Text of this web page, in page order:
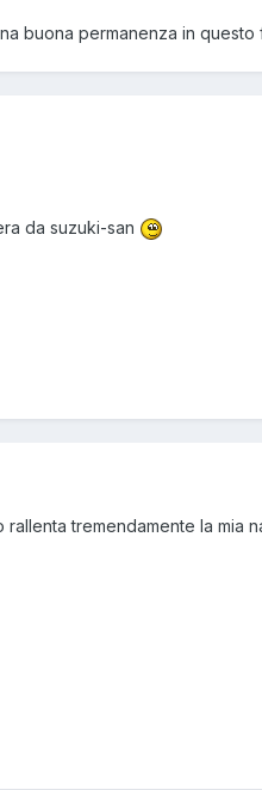
buona permanenza in questo
da suzuki-san
tremendamente la mia